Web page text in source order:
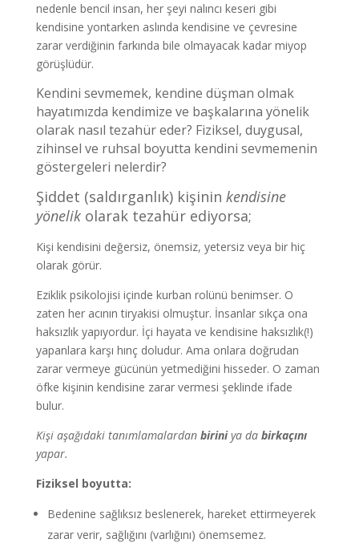
nedenle bencil insan, her şeyi nalıncı keseri gibi
kendisine yontarken aslında kendisine ve çevresine
zarar verdiğinin farkında bile olmayacak kadar miyop
görüşlüdür.
Kendini sevmemek, kendine düşman olmak
hayatımızda kendimize ve başkalarına yönelik
olarak nasıl tezahür eder? Fiziksel, duygusal,
zihinsel ve ruhsal boyutta kendini sevmemenin
göstergeleri nelerdir?
Şiddet (saldırganlık) kişinin kendisine
yönelikolarak tezahür ediyorsa;
Kişi kendisini değersiz, önemsiz, yetersiz veya bir hiç
olarak görür.
Eziklik psikolojisi içinde kurban rolünü benimser. O
zaten her acının tiryakisi olmuştur. İnsanlar sıkça ona
haksızlık yapıyordur. İçi hayata ve kendisine haksızlık(!)
yapanlara karşı hınç doludur. Ama onlara doğrudan
zarar vermeye gücünün yetmediğini hisseder. O zaman
öfke kişinin kendisine zarar vermesi şeklinde ifade
bulur.
Kişi aşağıdaki tanımlamalardan biriniya da birkaçını
yapar.
Fiziksel boyutta:
Bedenine sağlıksız beslenerek, hareket ettirmeyerek
zarar verir, sağlığını (varlığını) önemsemez.